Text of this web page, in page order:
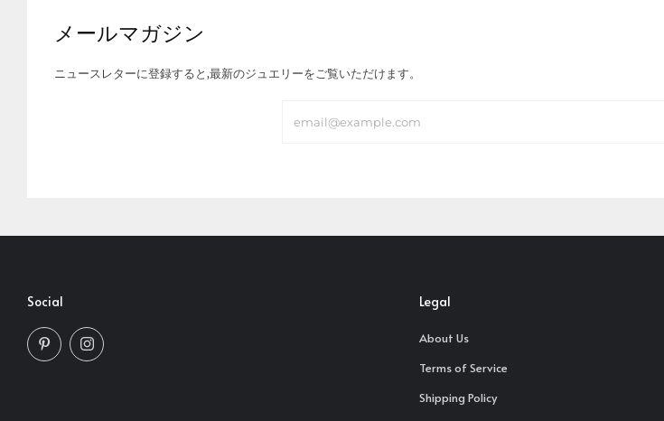
メールマガジン
ニュースレターに登録すると,最新のジュエリーをご覧いただけます。
Social
PinterestInstagram
Legal
About Us
Terms of Service
Shipping Policy